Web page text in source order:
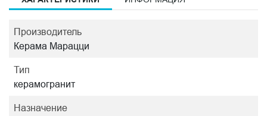
Производитель
Керама Марацци
Тип
керамогранит
Назначение